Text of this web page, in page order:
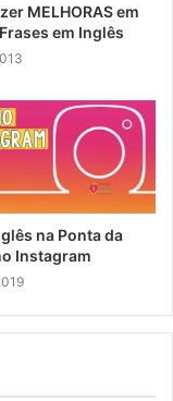
MELHORAS em
em Inglês
na Ponta da
Instagram